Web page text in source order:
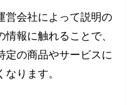
営会社によって説明の
報に触れることで、
定の商品やサービスに
ります。